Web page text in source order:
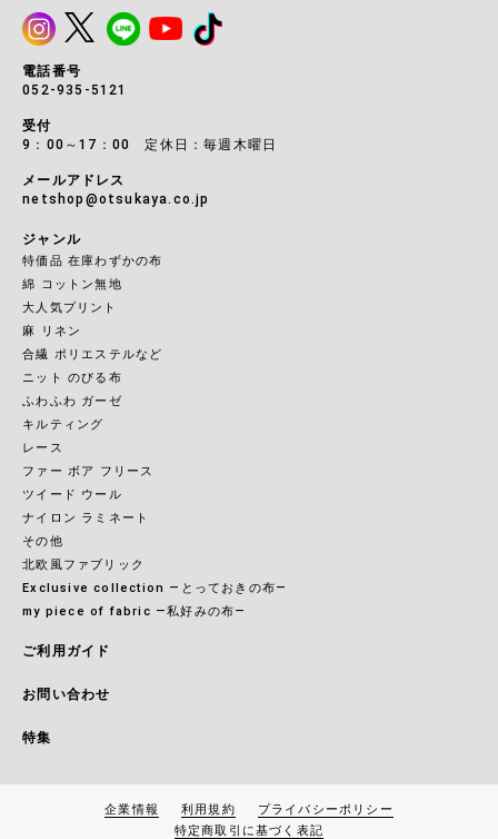
電話番号
052-935-5121
受付
9：00～17：00 定休日：毎週木曜日
メールアドレス
netshop@otsukaya.co.jp
ジャンル
特価品 在庫わずかの布
綿 コットン無地
大人気プリント
麻 リネン
合繊 ポリエステルなど
ニット のびる布
ふわふわ ガーゼ
キルティング
レース
ファー ボア フリース
ツイード ウール
ナイロン ラミネート
その他
北欧風ファブリック
Exclusive collection ―とっておきの布―
my piece of fabric ―私好みの布―
ご利用ガイド
お問い合わせ
特集
企業情報 利用規約
プライバシーポリシー
特定商取引に基づく表記